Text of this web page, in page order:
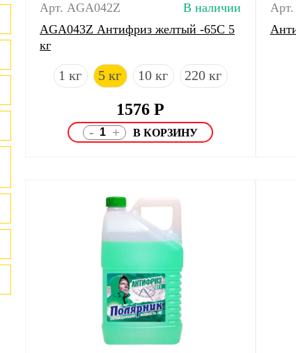
Арт. AGA042Z
В наличии
AGA043Z Антифриз желтый -65С 5
кг
1 кг 5 кг 10 кг 220 кг
1576 Р
- +
Арт.